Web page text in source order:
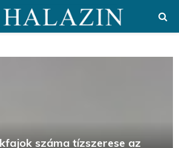
száma tízszerese az